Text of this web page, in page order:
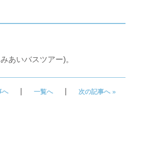
あいバスツアー)。
へ 一覧へ 次の記事へ »